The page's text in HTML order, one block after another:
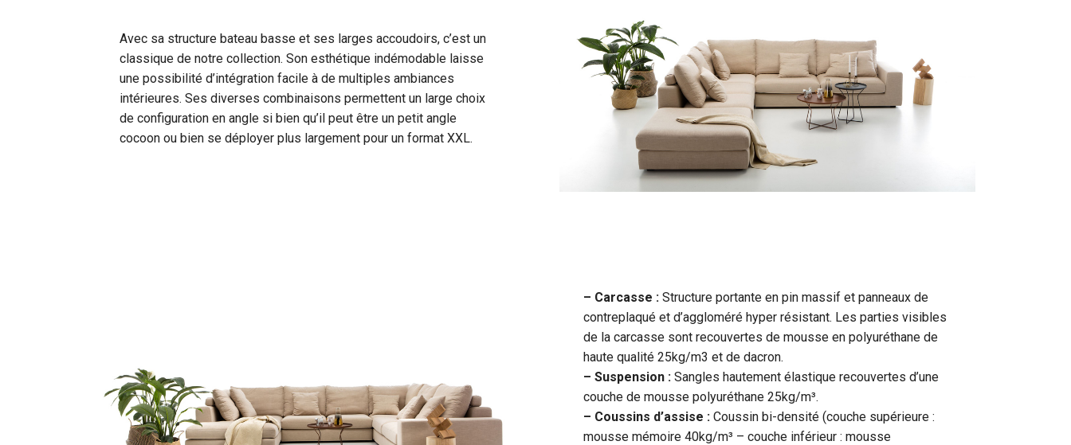
Avec sa structure bateau basse et ses larges accoudoirs, c’est un
classique de notre collection. Son esthétique indémodable laisse
une possibilité d’intégration facile à de multiples ambiances
intérieures. Ses diverses combinaisons permettent un large choix
de configuration en angle si bien qu’il peut être un petit angle
cocoon ou bien se déployer plus largement pour un format XXL.
– Carcasse : Structure portante en pin massif et panneaux de
contreplaqué et d’aggloméré hyper résistant. Les parties visibles
de la carcasse sont recouvertes de mousse en polyuréthane de
haute qualité 25kg/m3 et de dacron.
– Suspension : Sangles hautement élastique recouvertes d’une
couche de mousse polyuréthane 25kg/m³.
– Coussins d’assise : Coussin bi-densité (couche supérieure :
mousse mémoire 40kg/m³ – couche inférieur : mousse